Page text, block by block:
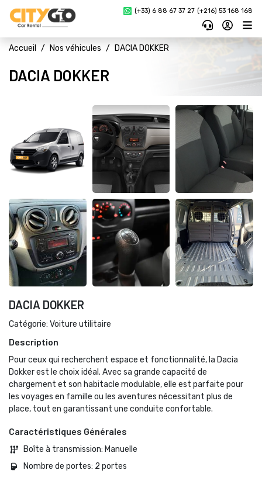
(+33) 6 88 67 37 27 (+216) 53 168 168
Accueil Nos véhicules DACIA DOKKER
DACIA DOKKER
DACIA DOKKER
Catégorie: Voiture utilitaire
Description
Pour ceux qui recherchent espace et fonctionnalité, la Dacia
Dokker est le choix idéal. Avec sa grande capacité de
chargement et son habitacle modulable, elle est parfaite pour
les voyages en famille ou les aventures nécessitant plus de
place, tout en garantissant une conduite confortable.
Caractéristiques Générales
Boîte à transmission: Manuelle
Nombre de portes: 2 portes